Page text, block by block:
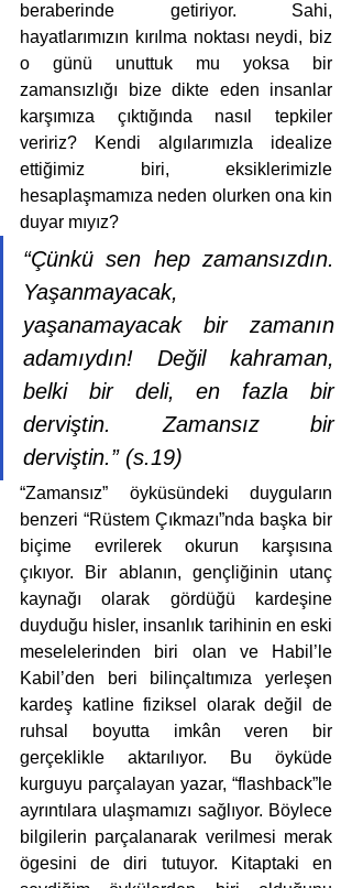
beraberinde getiriyor. Sahi,
hayatlarımızın kırılma noktası neydi, biz
o günü unuttuk mu yoksa bir
zamansızlığı bize dikte eden insanlar
karşımıza çıktığında nasıl tepkiler
veririz? Kendi algılarımızla idealize
ettiğimiz biri, eksiklerimizle
hesaplaşmamıza neden olurken ona kin
duyar mıyız?
“Çünkü sen hep zamansızdın.
Yaşanmayacak,
yaşanamayacak bir zamanın
adamıydın! Değil kahraman,
belki bir deli, en fazla bir
derviştin. Zamansız bir
derviştin.” (s.19)
“Zamansız” öyküsündeki duyguların
benzeri “Rüstem Çıkmazı”nda başka bir
biçime evrilerek okurun karşısına
çıkıyor. Bir ablanın, gençliğinin utanç
kaynağı olarak gördüğü kardeşine
duyduğu hisler, insanlık tarihinin en eski
meselelerinden biri olan ve Habil’le
Kabil’den beri bilinçaltımıza yerleşen
kardeş katline fiziksel olarak değil de
ruhsal boyutta imkân veren bir
gerçeklikle aktarılıyor. Bu öyküde
kurguyu parçalayan yazar, “flashback”le
ayrıntılara ulaşmamızı sağlıyor. Böylece
bilgilerin parçalanarak verilmesi merak
ögesini de diri tutuyor. Kitaptaki en